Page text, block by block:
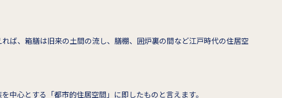
ば、箱膳は旧来の土間の流し、膳棚、囲炉裏の間など江戸時代の住居空
中心とする「都市的住居空間」に即したものと言えます。